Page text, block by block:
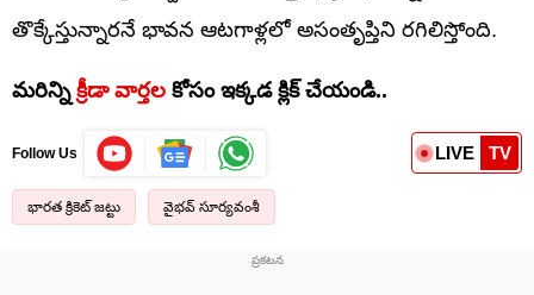
తొక్కేస్తున్నారనే భావన ఆటగాళ్లలో అసంతృప్తిని రగిలిస్తోంది.
మరిన్ని క్రీడా వార్తల కోసం ఇక్కడ క్లిక్ చేయండి..
Follow Us LIVE TV
భారత క్రికెట్ జట్టు వైభవ్ సూర్యవంశీ